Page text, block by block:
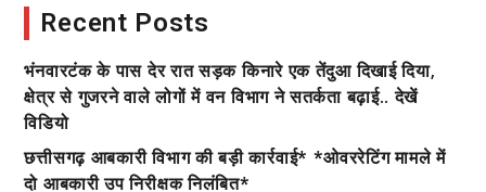
Recent Posts
भंनवारटंक के पास देर रात सड़क किनारे एक तेंदुआ दिखाई दिया,
क्षेत्र से गुजरने वाले लोगों में वन विभाग ने सतर्कता बढ़ाई.. देखें
विडियो
छत्तीसगढ़ आबकारी विभाग की बड़ी कार्रवाई* *ओवररेटिंग मामले में
दो आबकारी उप निरीक्षक निलंबित*